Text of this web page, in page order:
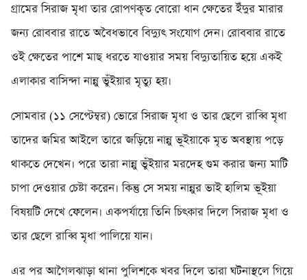
গ্রামের সিরাজ মৃধা তার রোপণকৃত বোরো ধান ক্ষেতের ইঁদুর মারার
জন্য রোববার রাতে অবৈধভাবে বিদ্যুৎ সংযোগ দেন। রোববার রাতে
ওই ক্ষেতের পাশে মাছ ধরতে যাওয়ার সময় বিদ্যুতায়িত হয়ে একই
এলাকার বাসিন্দা নান্নু ভুঁইয়ার মৃত্যু হয়।
সোমবার (১১ সেপ্টেম্বর) ভোরে সিরাজ মৃধা ও তার ছেলে রাব্বি মৃধা
তাদের জমির আইলে তারে জড়িয়ে নান্নু ভূইয়াকে মৃত অবস্থায় পড়ে
থাকতে দেখেন। পরে তারা নান্নু ভুঁইয়ার মরদেহ গুম করার জন্য মাটি
চাপা দেওয়ার চেষ্টা করেন। কিন্তু সে সময় নান্নুর ভাই হালিম ভূইয়া
বিষয়টি দেখে ফেলেন। একপর্যায়ে তিনি চিৎকার দিলে সিরাজ মৃধা ও
তার ছেলে রাব্বি মৃধা পালিয়ে যান।
এর পর আগৈলঝাড়া থানা পুলিশকে খবর দিলে তারা ঘটনাস্থলে গিয়ে